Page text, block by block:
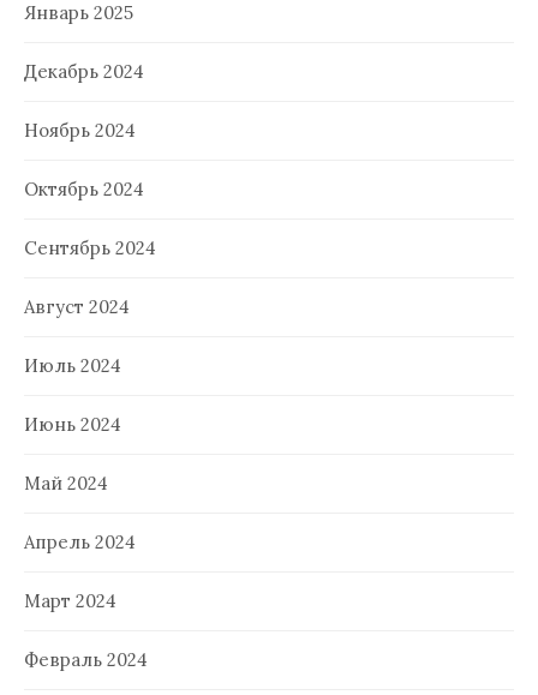
Январь 2025
Декабрь 2024
Ноябрь 2024
Октябрь 2024
Сентябрь 2024
Август 2024
Июль 2024
Июнь 2024
Май 2024
Апрель 2024
Март 2024
Февраль 2024